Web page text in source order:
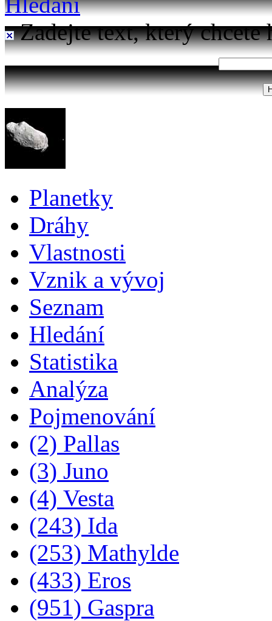
Zadejte text, který chcete
Planetky
Dráhy
Vlastnosti
Vznik a vývoj
Seznam
Hledání
Statistika
Analýza
Pojmenování
(2) Pallas
(3) Juno
(4) Vesta
(243) Ida
(253) Mathylde
(433) Eros
(951) Gaspra